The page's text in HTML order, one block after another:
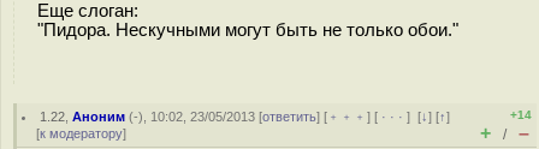
Еще слоган:
"Пидора. Нескучными могут быть не только обои."
1.22 ,Аноним (-), 10:02, 23/05/2013 [ответить] [ ﹢﹢﹢] [ · · ·][↓] [↑]
[к модератору]
+14
+ / –